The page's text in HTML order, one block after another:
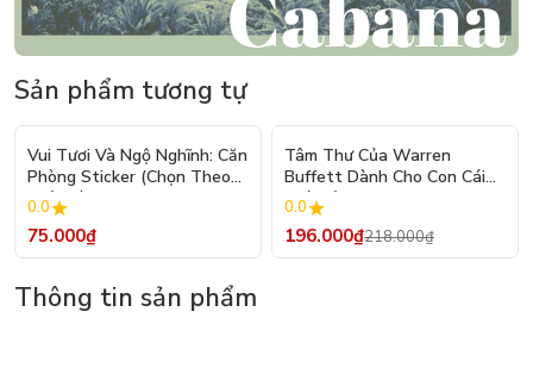
Sản phẩm tương tự
Vui Tươi Và Ngộ Nghĩnh: Căn
Phòng Sticker (Chọn Theo
Chủ Đề) - Hơn 250 Sticker
0.0
75.000₫
Tâm Thư Của Warren
Buffett Dành Cho Con Cái
(Tái Bản 2026)
0.0
196.000₫218.000₫
Thông tin sản phẩm